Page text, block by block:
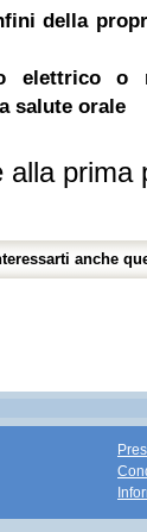
della
elettrico o
salute orale
alla prima
anche